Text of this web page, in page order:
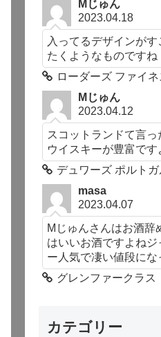
Mじゅん
2023.04.18
入ってるデザインが
たくようなものですね
ローダーズ ファイネ
Mじゅん
2023.04.12
スコットランドて言
ウイスキーが豊富です
デュワーズ ポルト
masa
2023.04.07
Mじゅんさんはお酒辞
はいいお酒ですよね
ー人気で凄い値段にな
グレンファークラス
カテゴリー